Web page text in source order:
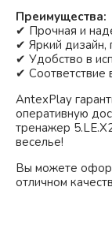
Преимущества:
✔ Прочная и
✔ Яркий дизайн,
✔ Удобство в
✔ Соответствие
AntexPlay
оперативную
тренажер
веселье!
Вы можете
отличном